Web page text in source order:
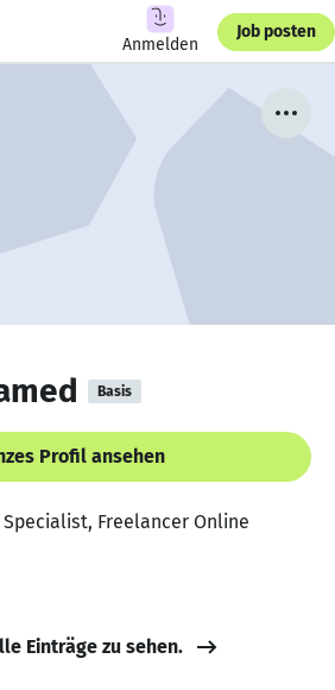
Anmelden
Job posten
Basis
Profil ansehen
Freelancer Online
Einträge zu sehen.